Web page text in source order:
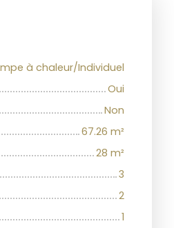
à chaleur/Individuel
Oui
Non
67.26 m²
28 m²
3
2
1